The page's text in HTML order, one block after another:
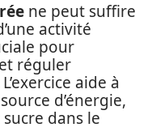
ne peut suffire
activité
pour
réguler
L’exercice aide à
d’énergie,
dans le